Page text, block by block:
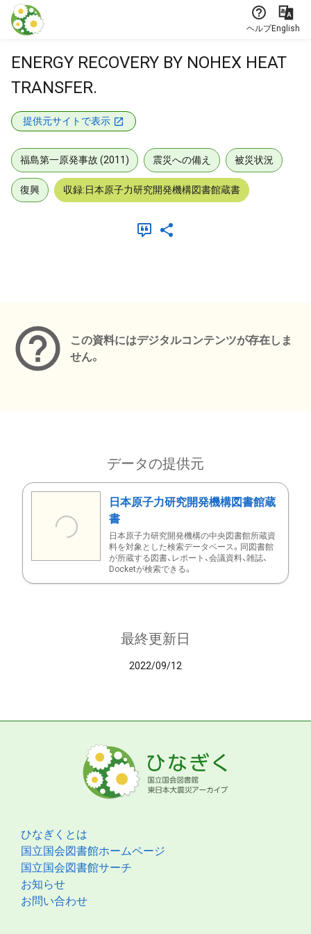
本文に飛ぶ
ヘルプEnglish
ENERGY RECOVERY BY NOHEX HEAT
TRANSFER.
提供元サイトで表示
福島第一原発事故 (2011) 震災への備え 被災状況
復興 収録:日本原子力研究開発機構図書館蔵書
この資料にはデジタルコンテンツが存在しま
せん。
データの提供元
日本原子力研究開発機構図書館蔵
書
日本原子力研究開発機構の中央図書館所蔵資
料を対象とした検索データベース。同図書館
が所蔵する図書、レポート、会議資料、雑誌、
Docketが検索できる。
最終更新日
2022/09/12
ひなぎくとは
国立国会図書館ホームページ
国立国会図書館サーチ
お知らせ
お問い合わせ